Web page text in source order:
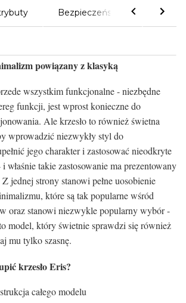
Bezpieczeństwo
powiązany z klasyką
wszystkim funkcjonalne - niezbędne
funkcji, jest wprost konieczne do
Ale krzesło to również świetna
wprowadzić niezwykły styl do
jego charakter i zastosować nieodkryte
właśnie takie zastosowanie ma prezentowany
jednej strony stanowi pełne uosobienie
które są tak popularne wśród
oraz stanowi niezwykle popularny wybór -
model, który świetnie sprawdzi się również
mu tylko szasnę.
krzesło Eris?
całego modelu